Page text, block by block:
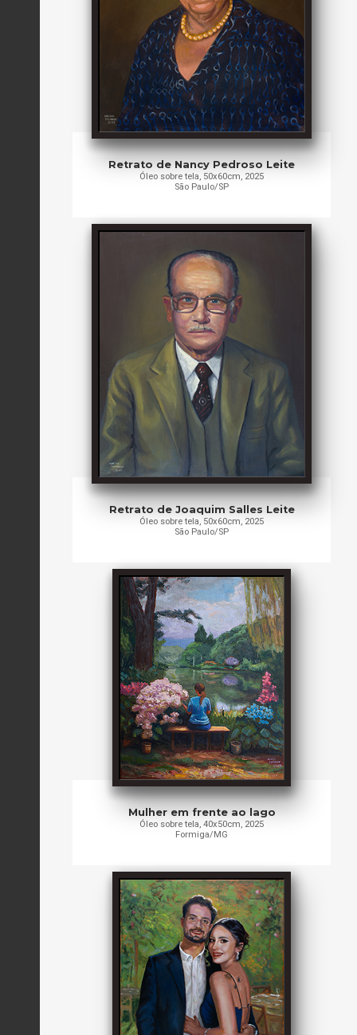
Retrato de Nancy Pedroso Leite
Óleo sobre tela, 50x60cm, 2025
São Paulo/SP
Retrato de Joaquim Salles Leite
Óleo sobre tela, 50x60cm, 2025
São Paulo/SP
Mulher em frente ao lago
Óleo sobre tela, 40x50cm, 2025
Formiga/MG